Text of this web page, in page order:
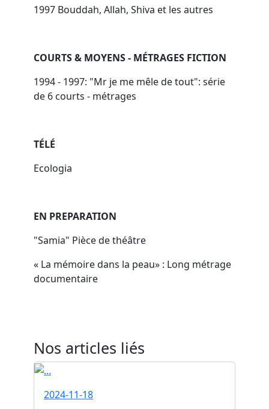
1997 Bouddah, Allah, Shiva et les autres
COURTS & MOYENS - MÉTRAGES FICTION
1994 - 1997: "Mr je me mêle de tout": série
de 6 courts - métrages
TÉLÉ
Ecologia
EN PREPARATION
"Samia" Pièce de théâtre
« La mémoire dans la peau» : Long métrage
documentaire
Nos articles liés
2024-11-18